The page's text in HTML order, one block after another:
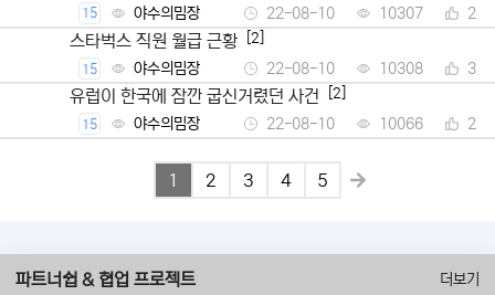
15 야수의밈장 22-08-10 10307 2
스타벅스 직원 월급 근황 [2]
15 야수의밈장 22-08-10 10308 3
유럽이 한국에 잠깐 굽신거렸던 사건 [2]
15 야수의밈장 22-08-10 10066 2
1 2 3 4 5
파트너쉽 & 협업 프로젝트 더보기